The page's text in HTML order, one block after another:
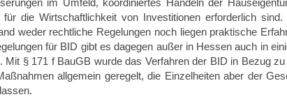
im Um­feld, ko­or­di­nier­tes Han­deln der
für die Wirt­schaft­lich­keit von In­ves­ti­tio­nen er­for­der­lich sind.
weder recht­li­che Re­ge­lun­gen noch lie­gen prak­ti­sche
für BID gibt es da­ge­gen außer in Hes­sen auch in
Mit § 171 f BauGB wurde das Ver­fah­ren der BID in Bezug
all­ge­mein ge­re­gelt, die Ein­zel­hei­ten aber der